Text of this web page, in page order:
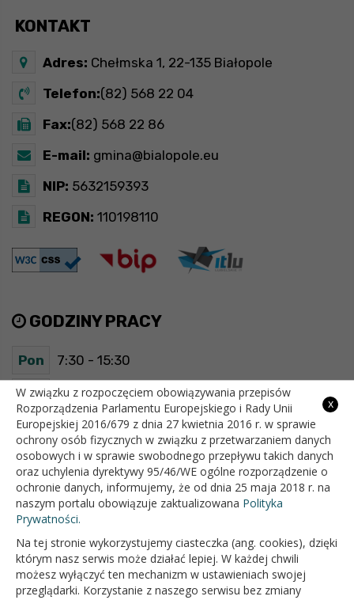
KONTAKT
Adres: Chełmska 1, 22-135 Białopole
Telefon:(82) 568 22 04
Fax:(82) 568 22 86
E-mail: gmina@bialopole.eu
NIP: 5632159393
REGON: 110198110
GODZINY PRACY
Pon 7:30 - 15:30
Wt 7:30 - 15:30
Śr 7:30 - 15:30
Czw 7:30 - 15:30
Pt 7:30 - 15:30
OFICJALNY SERWIS INTERNETOWY GMINY BIAŁOPOLE
x
W związku z rozpoczęciem obowiązywania przepisów
Rozporządzenia Parlamentu Europejskiego i Rady Unii
Europejskiej 2016/679 z dnia 27 kwietnia 2016 r. w sprawie
ochrony osób fizycznych w związku z przetwarzaniem danych
osobowych i w sprawie swobodnego przepływu takich danych
oraz uchylenia dyrektywy 95/46/WE ogólne rozporządzenie o
ochronie danych, informujemy, że od dnia 25 maja 2018 r. na
naszym portalu obowiązuje zaktualizowana Polityka
Prywatności.
Na tej stronie wykorzystujemy ciasteczka (ang. cookies), dzięki
którym nasz serwis może działać lepiej. W każdej chwili
możesz wyłączyć ten mechanizm w ustawieniach swojej
przeglądarki. Korzystanie z naszego serwisu bez zmiany